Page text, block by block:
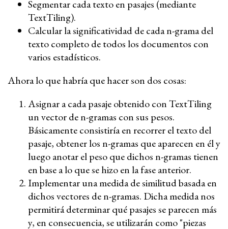
Segmentar cada texto en pasajes (mediante
TextTiling).
Calcular la significatividad de cada n-grama del
texto completo de todos los documentos con
varios estadísticos.
Ahora lo que habría que hacer son dos cosas:
Asignar a cada pasaje obtenido con TextTiling
un vector de n-gramas con sus pesos.
Básicamente consistiría en recorrer el texto del
pasaje, obtener los n-gramas que aparecen en él y
luego anotar el peso que dichos n-gramas tienen
en base a lo que se hizo en la fase anterior.
Implementar una medida de similitud basada en
dichos vectores de n-gramas. Dicha medida nos
permitirá determinar qué pasajes se parecen más
y, en consecuencia, se utilizarán como "piezas